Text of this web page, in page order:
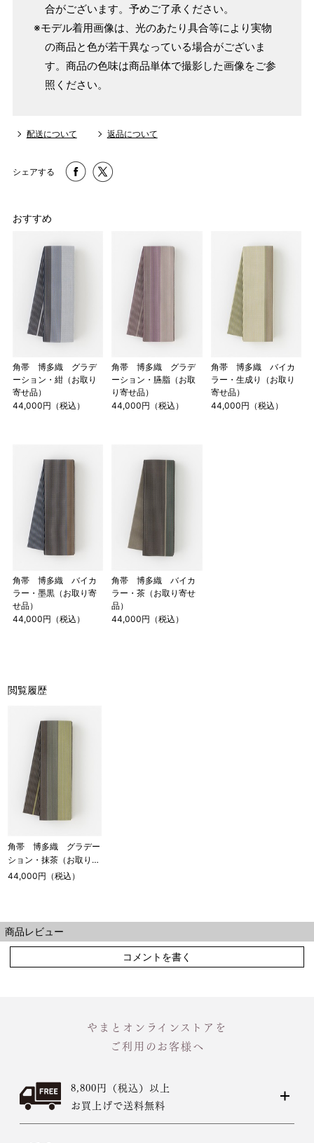
合がございます。予めご了承ください。
※モデル着用画像は、光のあたり具合等により実物
の商品と色が若干異なっている場合がございま
す。商品の色味は商品単体で撮影した画像をご参
照ください。
配送について 返品について
シェアする
おすすめ
角帯 博多織 グラデ
ーション・紺（お取り
寄せ品）
44,000円（税込）
角帯 博多織 グラデ
ーション・臙脂（お取
り寄せ品）
44,000円（税込）
角帯 博多織 バイカ
ラー・生成り（お取り
寄せ品）
44,000円（税込）
角帯 博多織 バイカ
ラー・墨黒（お取り寄
せ品）
44,000円（税込）
角帯 博多織 バイカ
ラー・茶（お取り寄せ
品）
44,000円（税込）
閲覧履歴
角帯 博多織 グラデー
ション・抹茶（お取り寄
せ品）
44,000円（税込）
商品レビュー
コメントを書く
やまとオンラインストアを
ご利用のお客様へ
8,800円（税込）以上
お買上げで送料無料